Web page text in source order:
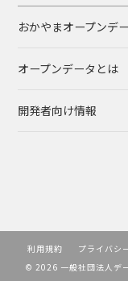
おかやまオープンデ
オープンデータとは
開発者向け情報
利用規約
プライバシ
© 2026 一般社団法人デ